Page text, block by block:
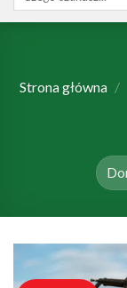
Strona główna /